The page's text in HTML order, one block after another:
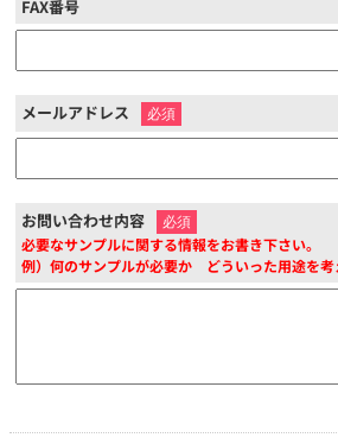
FAX番号
メールアドレス ※
お問い合わせ内容 ※
必要なサンプルに関する情報をお書き下さい。
例）何のサンプルが必要か どういった用途を考